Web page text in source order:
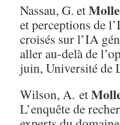
Nassau, G. et
et perceptions de
croisés sur l’IA
aller au-delà de
juin, Université
Wilson, A. et
L’enquête de